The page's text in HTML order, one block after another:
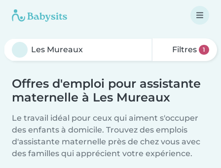
Filtres 1
Offres d'emploi pour assistante
maternelle à Les Mureaux
Le travail idéal pour ceux qui aiment s'occuper
des enfants à domicile. Trouvez des emplois
d'assistante maternelle près de chez vous avec
des familles qui apprécient votre expérience.